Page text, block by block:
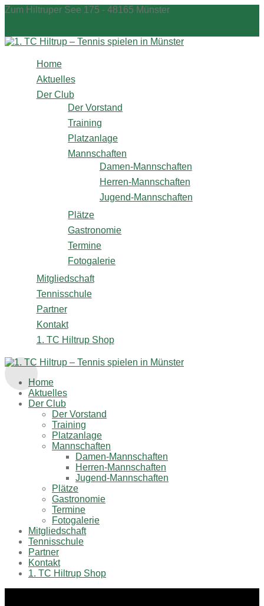
Zum
Zum Hiltruper See 175 - 48165 Münster
Home
Aktuelles
Der Club
Der Vorstand
Training
Platzanlage
Mannschaften
Damen-Mannschaften
Herren-Mannschaften
Jugend-Mannschaften
Plätze
Gastronomie
Termine
Fotogalerie
Mitgliedschaft
Tennisschule
Partner
Kontakt
1. TC Hiltrup Shop
Home
Aktuelles
Der Club
Der Vorstand
Training
Platzanlage
Mannschaften
Damen-Mannschaften
Herren-Mannschaften
Jugend-Mannschaften
Plätze
Gastronomie
Termine
Fotogalerie
Mitgliedschaft
Tennisschule
Partner
Kontakt
1. TC Hiltrup Shop